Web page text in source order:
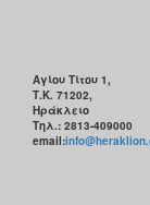
Αγίου Τίτου 1,
Τ.Κ. 71202,
Ηράκλειο
Τηλ.: 2813-409000
email: